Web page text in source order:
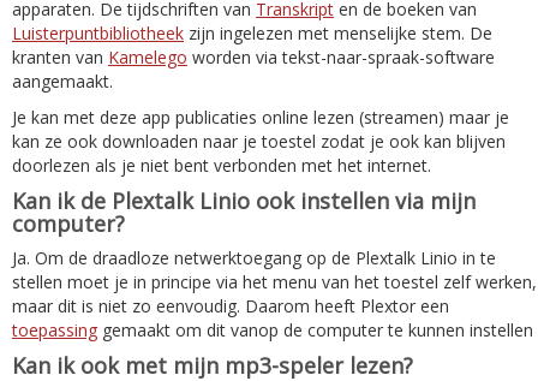
apparaten. De tijdschriften van Transkript en de boeken van
Luisterpuntbibliotheek zijn ingelezen met menselijke stem. De
kranten van Kamelego worden via tekst-naar-spraak-software
aangemaakt.
Je kan met deze app publicaties online lezen (streamen) maar je
kan ze ook downloaden naar je toestel zodat je ook kan blijven
doorlezen als je niet bent verbonden met het internet.
Kan ik de Plextalk Linio ook instellen via mijn
computer?
Ja. Om de draadloze netwerktoegang op de Plextalk Linio in te
stellen moet je in principe via het menu van het toestel zelf werken,
maar dit is niet zo eenvoudig. Daarom heeft Plextor een
toepassing gemaakt om dit vanop de computer te kunnen instellen
Kan ik ook met mijn mp3-speler lezen?